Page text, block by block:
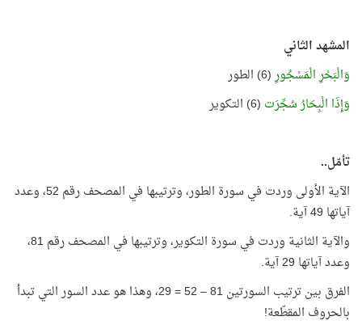
المشهد الثاني
وَالْبَحْرِ الْمَسْجُورِ(6) الطور
وَإِذَا الْبِحَارُ سُجِّرَت (6) التكوير
تأمّل..
الآية الأولى وردت في سورة الطور، وترتيبها في المصحف رقم 52، وعدد
آياتها 49 آية.
والآية الثانية وردت في سورة التكوير، وترتيبها في المصحف رقم 81،
وعدد آياتها 29 آية.
الفرق بين ترتيب السورتين 81 – 52 = 29، وهذا هو عدد السور التي تبدأ
بالحروف المقطّعة!